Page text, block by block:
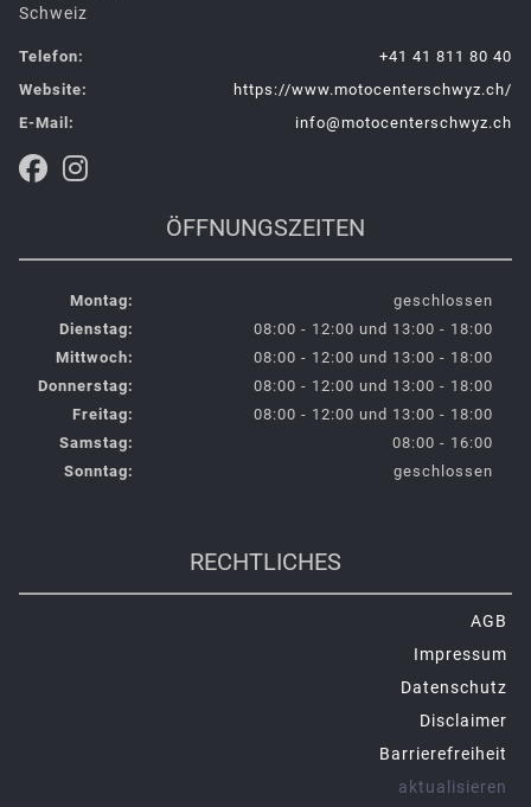
Schweiz
Telefon:
+41 41 811 80 40
Website:
https://www.motocenterschwyz.ch/
E-Mail:
info@motocenterschwyz.ch
ÖFFNUNGSZEITEN
Montag:
geschlossen
Dienstag:
08:00 - 12:00 und 13:00 - 18:00
Mittwoch:
08:00 - 12:00 und 13:00 - 18:00
Donnerstag:
08:00 - 12:00 und 13:00 - 18:00
Freitag:
08:00 - 12:00 und 13:00 - 18:00
Samstag:
08:00 - 16:00
Sonntag:
geschlossen
RECHTLICHES
AGB
Impressum
Datenschutz
Disclaimer
Barrierefreiheit
aktualisieren